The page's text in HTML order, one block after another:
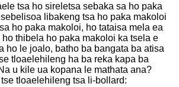
tsa ho sireletsa sebaka sa ho paka
libakeng tsa ho paka makoloi
ho paka makoloi, ho tataisa mela ea
thibela ho paka makoloi ka tsela e
ho le joalo, batho ba bangata ba atisa
tloaelehileng ha ba reka kapa ba
u kile ua kopana le mathata ana?
tloaelehileng tsa li-bollard: